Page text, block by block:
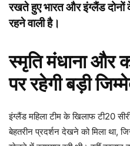
रखते हुए भारत और इंग्लैंड
रहने वाली है।
स्मृति मंधाना और
पर रहेगी बड़ी
इंग्लैंड महिला टीम के खिलाफ टी20
बेहतरीन प्रदर्शन देखने को मिला था,